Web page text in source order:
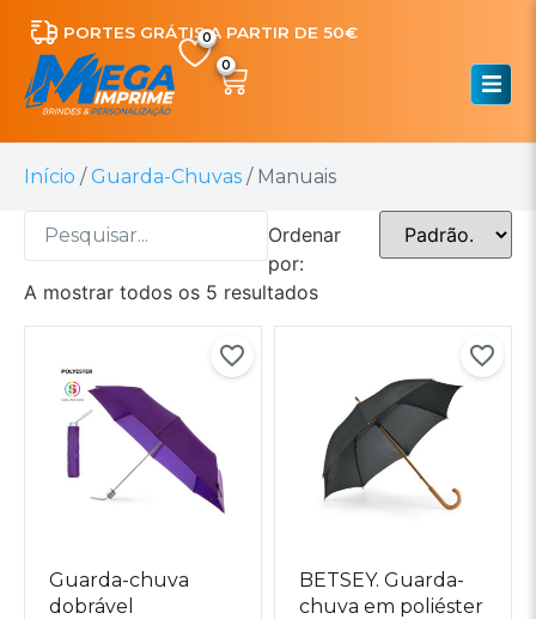
PORTES GRÁTIS A PARTIR DE 50€
0
Início /Guarda-Chuvas / Manuais
Ordenar
por:
A mostrar todos os 5 resultados
Guarda-chuva
dobrável
BETSEY. Guarda-
chuva em poliéster